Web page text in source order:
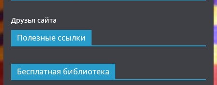
Друзья сайта
Полезные ссылки
Бесплатная библиотека